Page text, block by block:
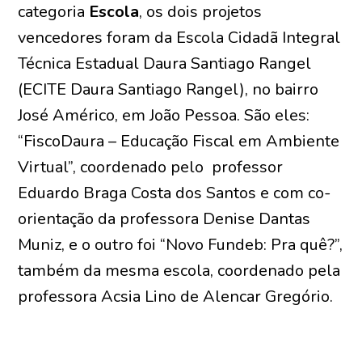
categoria Escola, os dois projetos
vencedores foram da Escola Cidadã Integral
Técnica Estadual Daura Santiago Rangel
(ECITE Daura Santiago Rangel), no bairro
José Américo, em João Pessoa. São eles:
“FiscoDaura – Educação Fiscal em Ambiente
Virtual”, coordenado pelo professor
Eduardo Braga Costa dos Santos e com co-
orientação da professora Denise Dantas
Muniz, e o outro foi “Novo Fundeb: Pra quê?”,
também da mesma escola, coordenado pela
professora Acsia Lino de Alencar Gregório.